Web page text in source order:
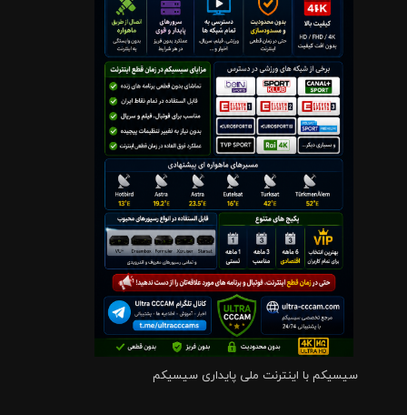
سیسیکم با اینترنت ملی پایداری سیسیکم